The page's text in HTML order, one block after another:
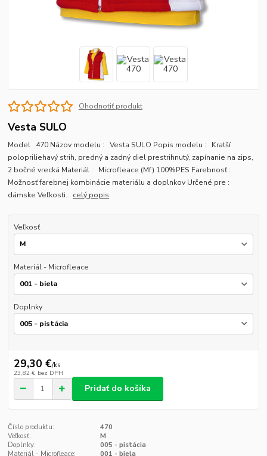
Ohodnotiť produkt
Vesta SULO
Model 470 Názov modelu : Vesta SULO Popis modelu : Kratší
polopriliehavý strih, predný a zadný diel prestrihnutý, zapínanie na zips,
2 bočné vrecká Materiál : Microfleace (Mf) 100%PES Farebnosť :
Možnosť farebnej kombinácie materiálu a doplnkov Určené pre :
dámske Veľkosti... celý popis
Veľkosť
Materiál - Microfleace
Doplnky
29,30 €/ks
23,82 € bez DPH
Pridať do košíka
Číslo produktu:
470
Veľkosť:
M
Doplnky:
005 - pistácia
Materiál - Microfleace:
001 - biela